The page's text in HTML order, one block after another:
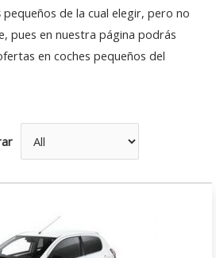
pequeños de la cual elegir, pero no
pues en nuestra página podrás
en coches pequeños del